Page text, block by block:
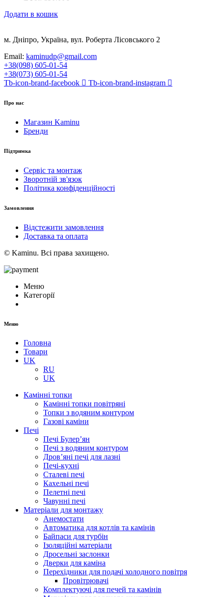
Додати в кошик
м. Дніпро, Україна, вул. Роберта Лісовського 2
Email: kaminudp@gmail.com
+38(098) 605-01-54
+38(073) 605-01-54
Tb-icon-brand-facebook
Tb-icon-brand-instagram
Про нас
Магазин Kaminu
Бренди
Підтримка
Сервіс та монтаж
Зворотній зв'язок
Політика конфіденційності
Замовлення
Відстежити замовлення
Доставка та оплата
© Kaminu. Всі права захищено.
Меню
Категорії
Меню
Головна
Товари
UK
RU
UK
Камінні топки
Камінні топки повітряні
Топки з водяним контуром
Газові каміни
Печі
Печі Булер’ян
Печі з водяним контуром
Дров’яні печі для лазні
Печі-кухні
Сталеві печі
Кахельні печі
Пелетні печі
Чавунні печі
Матеріали для монтажу
Анемостати
Автоматика для котлів та камінів
Байпаси для турбін
Ізоляційні матеріали
Дросельні заслонки
Дверки для каміна
Перехідники для подачі холодного повітря
Провітрювачі
Комплектуючі для печей та камінів